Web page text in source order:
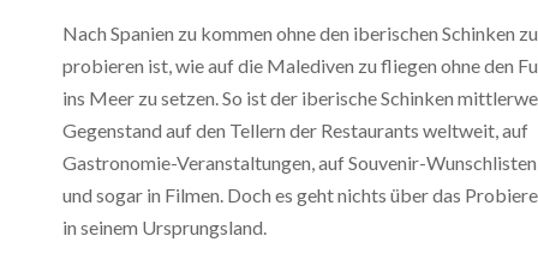
Nach Spanien zu kommen ohne den iberischen Schinken zu
probieren ist, wie auf die Malediven zu fliegen ohne den
ins Meer zu setzen. So ist der iberische Schinken
Gegenstand auf den Tellern der Restaurants weltweit, auf
Gastronomie-Veranstaltungen, auf Souvenir-Wunschlisten
und sogar in Filmen. Doch es geht nichts über das
in seinem Ursprungsland.